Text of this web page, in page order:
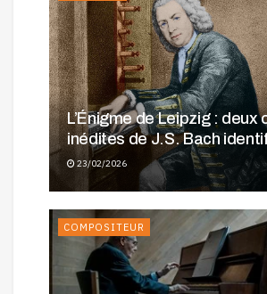
L’Énigme de Leipzig :
inédites de J.S. Bach
23/02/2026
COMPOSITEUR